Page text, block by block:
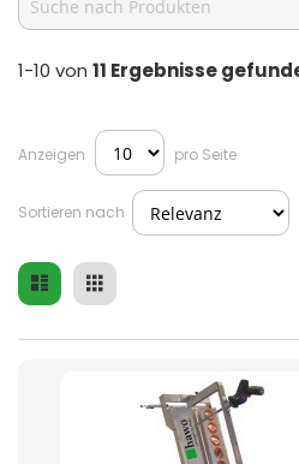
1-10 von 11 Ergebnisse
Anzeigen pro Seite
Sortieren nach
Ansicht
Liste Raster